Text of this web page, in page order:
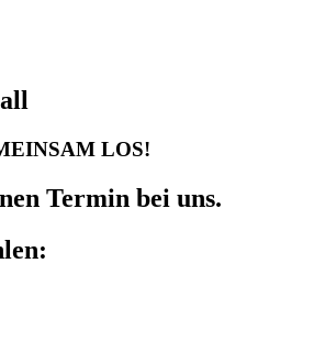
LOS!
Termin bei uns.